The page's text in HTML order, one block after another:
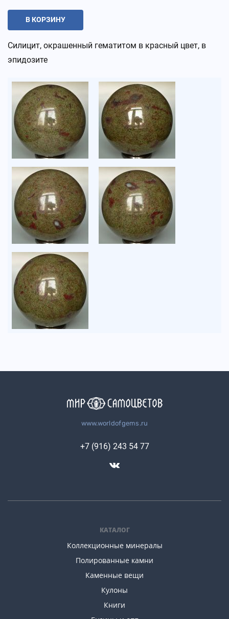
В КОРЗИНУ
Силицит, окрашенный гематитом в красный цвет, в
эпидозите
www.worldofgems.ru
КАТАЛОГ
Коллекционные минералы
Полированные камни
Каменные вещи
Кулоны
Книги
+7 (916) 243 54 77